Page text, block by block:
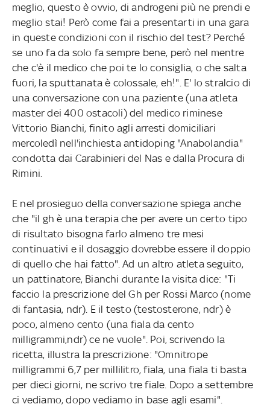
meglio, questo è ovvio, di androgeni più ne prendi e
meglio stai! Però come fai a presentarti in una gara
in queste condizioni con il rischio del test? Perché
se uno fa da solo fa sempre bene, però nel mentre
che c'è il medico che poi te lo consiglia, o che salta
fuori, la sputtanata è colossale, eh!". E' lo stralcio di
una conversazione con una paziente (una atleta
master dei 400 ostacoli) del medico riminese
Vittorio Bianchi, finito agli arresti domiciliari
mercoledì nell'inchiesta antidoping "Anabolandia"
condotta dai Carabinieri del Nas e dalla Procura di
Rimini.
E nel prosieguo della conversazione spiega anche
che "il gh è una terapia che per avere un certo tipo
di risultato bisogna farlo almeno tre mesi
continuativi e il dosaggio dovrebbe essere il doppio
di quello che hai fatto". Ad un altro atleta seguito,
un pattinatore, Bianchi durante la visita dice: "Ti
faccio la prescrizione del Gh per Rossi Marco (nome
di fantasia, ndr). E il testo (testosterone, ndr) è
poco, almeno cento (una fiala da cento
milligrammi,ndr) ce ne vuole". Poi, scrivendo la
ricetta, illustra la prescrizione: "Omnitrope
milligrammi 6,7 per millilitro, fiala, una fiala ti basta
per dieci giorni, ne scrivo tre fiale. Dopo a settembre
ci vediamo, dopo vediamo in base agli esami".